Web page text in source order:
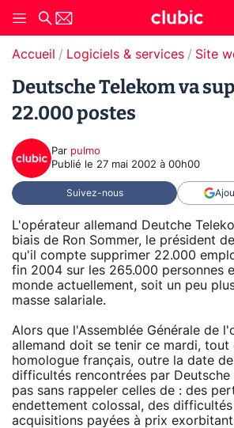
Accueil Logiciels & services
Deutsche Telekom va
22.000 postes
Par pulmo
Publié le 27 mai 2002 à 00h00
Suivez-nous
L'opérateur allemand Deutche
biais de Ron Sommer, le président
qu'il compte supprimer 22.000
fin 2004 sur les 265.000 personnes
monde actuellement, soit un peu
masse salariale.
Alors que l'Assemblée Générale de
allemand doit se tenir ce mardi, tout
homologue français, outre la date
difficultés rencontrées par Deutsche
pas sans rappeler celles de : des
endettement colossal, des
acquisitions payées à prix